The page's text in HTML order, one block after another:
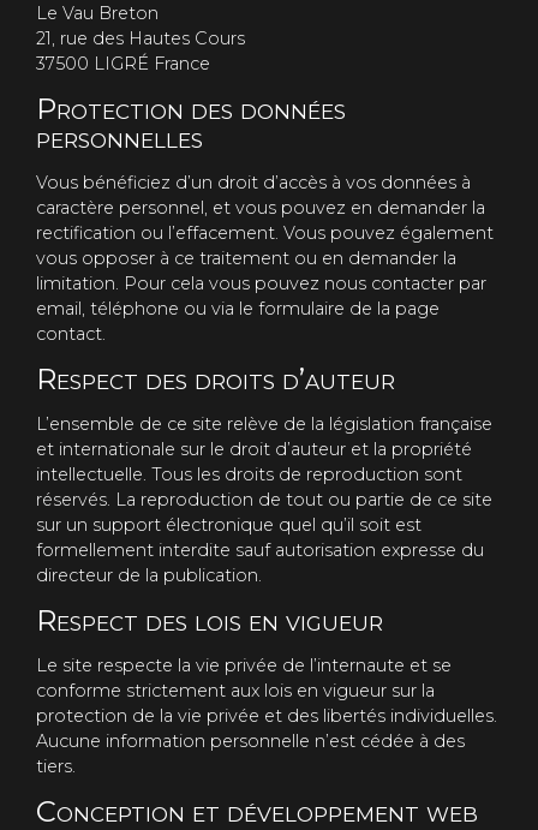
Le Vau Breton
21, rue des Hautes Cours
37500 LIGRÉ France
Protection des données
personnelles
Vous bénéficiez d’un droit d’accès à vos données à
caractère personnel, et vous pouvez en demander la
rectification ou l’effacement. Vous pouvez également
vous opposer à ce traitement ou en demander la
limitation. Pour cela vous pouvez nous contacter par
email, téléphone ou via le formulaire de la page
contact.
Respect des droits d’auteur
L’ensemble de ce site relève de la législation française
et internationale sur le droit d’auteur et la propriété
intellectuelle. Tous les droits de reproduction sont
réservés. La reproduction de tout ou partie de ce site
sur un support électronique quel qu’il soit est
formellement interdite sauf autorisation expresse du
directeur de la publication.
Respect des lois en vigueur
Le site respecte la vie privée de l’internaute et se
conforme strictement aux lois en vigueur sur la
protection de la vie privée et des libertés individuelles.
Aucune information personnelle n’est cédée à des
tiers.
Conception et développement web